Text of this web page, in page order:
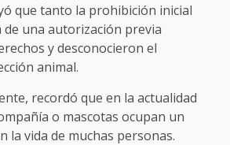
que tanto la prohibición inicial
de una autorización previa
y desconocieron el
animal.
recordó que en la actualidad
o mascotas ocupan un
la vida de muchas personas.